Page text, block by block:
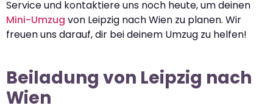
Service und kontaktiere uns noch heute, um deinen
Mini-Umzug von Leipzig nach Wien zu planen. Wir
freuen uns darauf, dir bei deinem Umzug zu helfen!
Beiladung von Leipzig nach
Wien